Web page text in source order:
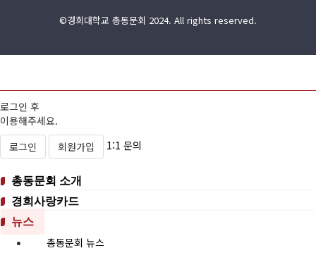
©경희대학교 총동문회 2024. All rights reserved.
로그인 후
이용해주세요.
로그인
회원가입 1:1 문의
총동문회 소개
경희사랑카드
뉴스
총동문회 뉴스